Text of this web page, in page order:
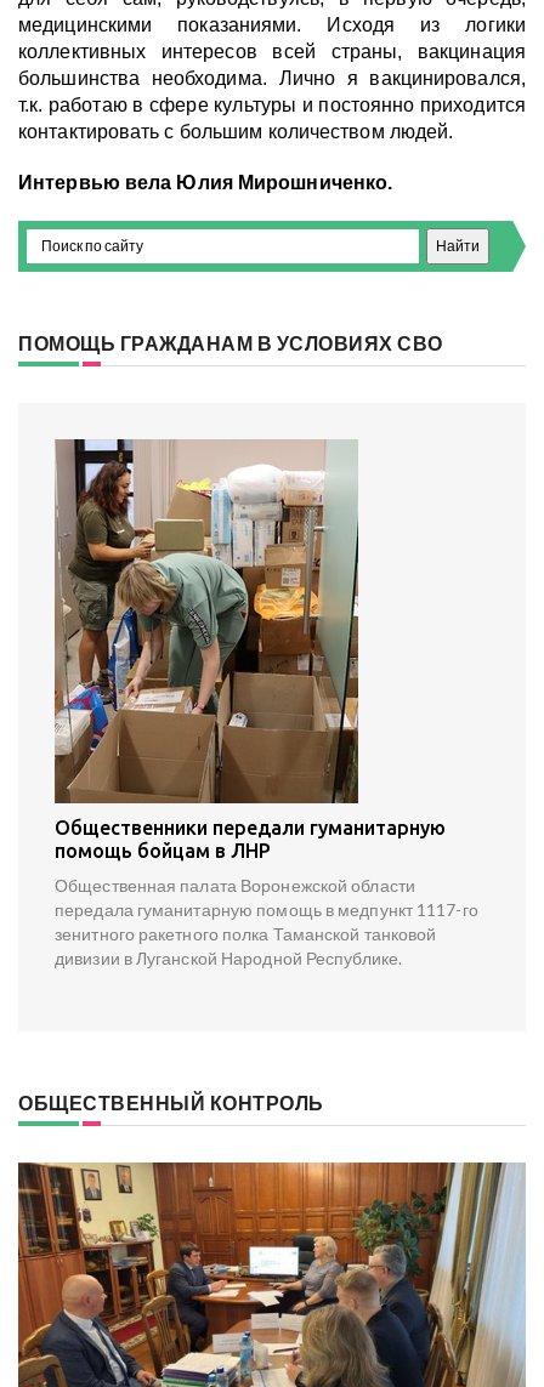
медицинскими показаниями. Исходя из логики
коллективных интересов всей страны, вакцинация
большинства необходима. Лично я вакцинировался,
т.к. работаю в сфере культуры и постоянно приходится
контактировать с большим количеством людей.
Интервью вела Юлия Мирошниченко.
ПОМОЩЬ ГРАЖДАНАМ В УСЛОВИЯХ СВО
Общественники передали гуманитарную
помощь бойцам в ЛНР
Общественная палата Воронежской области
передала гуманитарную помощь в медпункт 1117-го
зенитного ракетного полка Таманской танковой
дивизии в Луганской Народной Республике.
ОБЩЕСТВЕННЫЙ КОНТРОЛЬ